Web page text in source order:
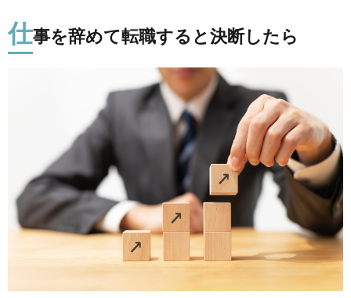
仕事を辞めて転職すると決断したら